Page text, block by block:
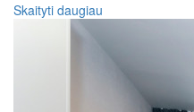
Skaityti daugiau